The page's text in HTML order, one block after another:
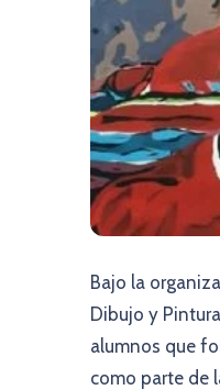
Bajo la
Dibujo y
alumnos que
como parte de